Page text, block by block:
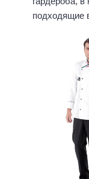
подходящие